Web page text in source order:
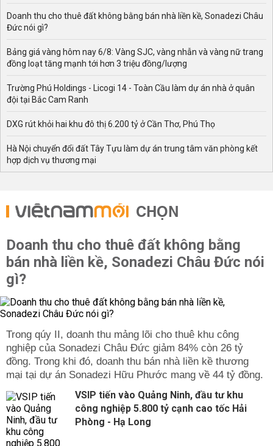
Doanh thu cho thuê đất không bằng bán nhà liền kề, Sonadezi Châu
Đức nói gì?
Bảng giá vàng hôm nay 6/8: Vàng SJC, vàng nhẫn và vàng nữ trang
đồng loạt tăng mạnh tới hơn 3 triệu đồng/lượng
Trường Phú Holdings - Licogi 14 - Toàn Cầu làm dự án nhà ở quân
đội tại Bắc Cam Ranh
DXG rút khỏi hai khu đô thị 6.200 tỷ ở Cần Thơ, Phú Thọ
Hà Nội chuyển đổi đất Tây Tựu làm dự án trung tâm văn phòng kết
hợp dịch vụ thương mại
CHỌN
Doanh thu cho thuê đất không bằng
bán nhà liền kề, Sonadezi Châu Đức nói
gì?
Trong qúy II, doanh thu mảng lõi cho thuê khu công
nghiệp của Sonadezi Châu Đức giảm 84% còn 26 tỷ
đồng. Trong khi đó, doanh thu bán nhà liền kề thương
mại tại dự án Sonadezi Hữu Phước mang về 44 tỷ đồng.
VSIP tiến vào Quảng Ninh, đầu tư khu
công nghiệp 5.800 tỷ cạnh cao tốc Hải
Phòng - Hạ Long